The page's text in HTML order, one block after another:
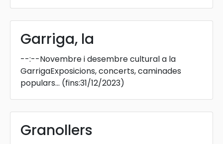
Garriga, la
--:--Novembre i desembre cultural a la
GarrigaExposicions, concerts, caminades
populars... (fins:31/12/2023)
Granollers